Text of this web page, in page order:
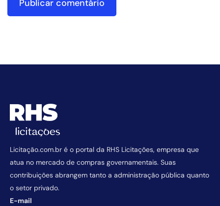
Licitação.com.br é o portal da RHS Licitações, empresa que
atua no mercado de compras governamentais. Suas
contribuições abrangem tanto a administração pública quanto
o setor privado.
E-mail